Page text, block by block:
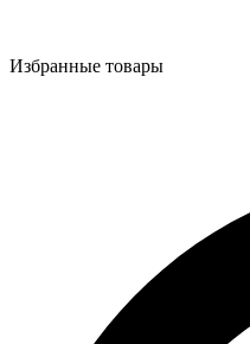
Избранные товары